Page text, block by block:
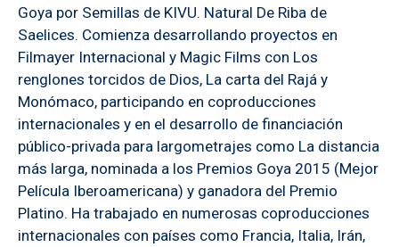
Goya por Semillas de KIVU. Natural De Riba de
Saelices. Comienza desarrollando proyectos en
Filmayer Internacional y Magic Films con Los
renglones torcidos de Dios, La carta del Rajá y
Monómaco, participando en coproducciones
internacionales y en el desarrollo de financiación
público-privada para largometrajes como La distancia
más larga, nominada a los Premios Goya 2015 (Mejor
Película Iberoamericana) y ganadora del Premio
Platino. Ha trabajado en numerosas coproducciones
internacionales con países como Francia, Italia, Irán,